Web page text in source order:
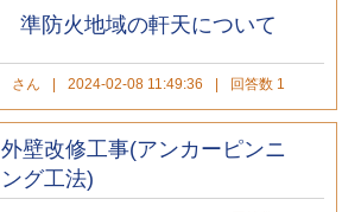
準防火地域の軒天について
さん | 2024-02-08 11:49:36 | 回答数 1
外壁改修工事(アンカーピンニ
ング工法)